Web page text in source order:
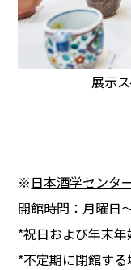
展示
※日本酒学センタ
開館時間：月曜日
*祝日および年末年
*不定期に閉館する